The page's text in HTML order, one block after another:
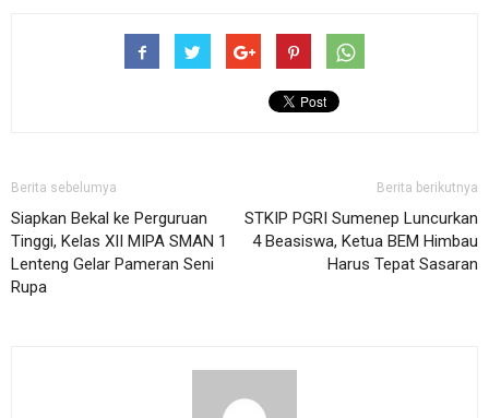
Berita sebelumya
Siapkan Bekal ke Perguruan
Tinggi, Kelas XII MIPA SMAN 1
Lenteng Gelar Pameran Seni
Rupa
Berita berikutnya
STKIP PGRI Sumenep Luncurkan
4 Beasiswa, Ketua BEM Himbau
Harus Tepat Sasaran